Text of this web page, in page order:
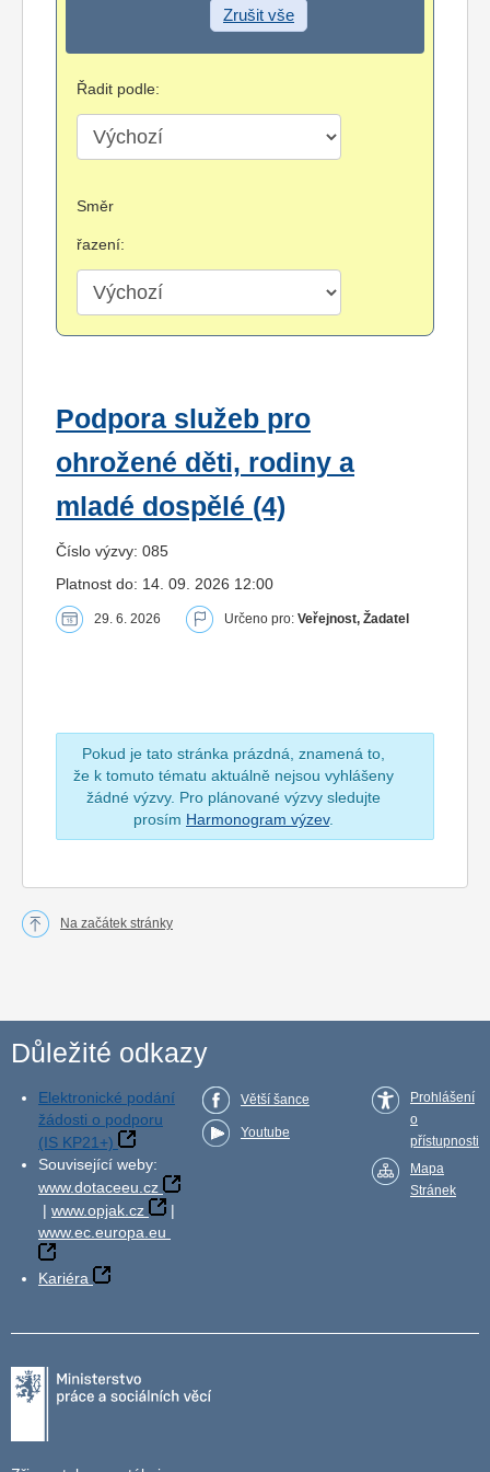
Zrušit vše
Řadit podle:
Směr
řazení:
Podpora služeb pro
ohrožené děti, rodiny a
mladé dospělé (4)
Číslo výzvy: 085
Platnost do: 14. 09. 2026 12:00
29. 6. 2026 Určeno pro: Veřejnost, Žadatel
Pokud je tato stránka prázdná, znamená to,
že k tomuto tématu aktuálně nejsou vyhlášeny
žádné výzvy. Pro plánované výzvy sledujte
prosím Harmonogram výzev.
Na začátek stránky
Důležité odkazy
Elektronické podání
žádosti o podporu
(IS KP21+)
Související weby:
www.dotaceeu.cz
| www.opjak.cz
|
www.ec.europa.eu
Kariéra
Větší šance
Youtube
Prohlášení
o
přístupnosti
Mapa
Stránek